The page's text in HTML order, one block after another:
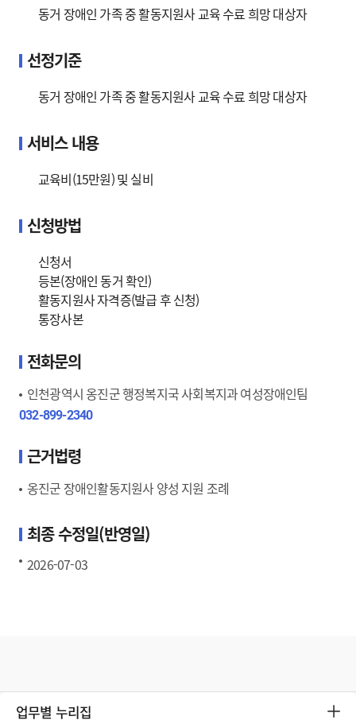
동거 장애인 가족 중 활동지원사 교육 수료 희망 대상자
선정기준
동거 장애인 가족 중 활동지원사 교육 수료 희망 대상자
서비스 내용
교육비(15만원) 및 실비
신청방법
신청서
등본(장애인 동거 확인)
활동지원사 자격증(발급 후 신청)
통장사본
전화문의
인천광역시 옹진군 행정복지국 사회복지과 여성장애인팀
032-899-2340
근거법령
옹진군 장애인활동지원사 양성 지원 조례
최종 수정일(반영일)
2026-07-03
업무별 누리집